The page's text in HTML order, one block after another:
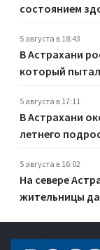
состоянием
5 августа в 18:43
В Астрахани
который
5 августа в 17:11
В Астрахани
летнего
5 августа в 16:02
На севере
жительницы